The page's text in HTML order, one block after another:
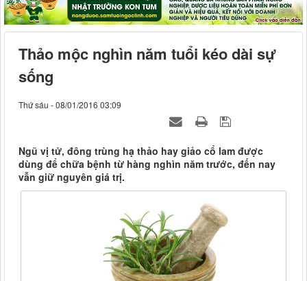
Thảo mộc nghìn năm tuổi kéo dài sự
sống
Thứ sáu - 08/01/2016 03:09
Ngũ vị tử, đông trùng hạ thảo hay giảo cổ lam được
dùng để chữa bệnh từ hàng nghìn năm trước, đến nay
vẫn giữ nguyên giá trị.